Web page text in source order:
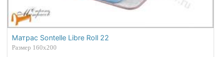
Матрас Sontelle Libre Roll 22
Размер 160х200